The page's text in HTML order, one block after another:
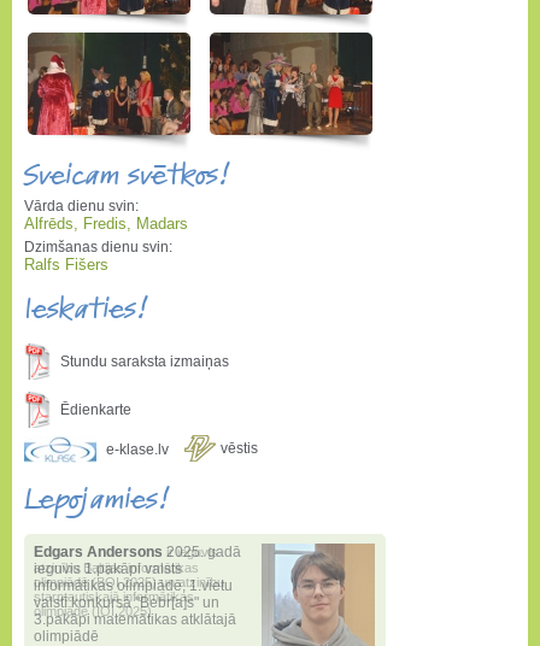
Sveicam svētkos!
Vārda dienu svin:
Alfrēds, Fredis, Madars
Dzimšanas dienu svin:
Ralfs Fišers
Ieskaties!
Stundu saraksta izmaiņas
Ēdienkarte
e-klase.lv vēstis
Lepojamies!
Edgars Andersons 2025. gadā
ieguvis 1.pakāpi valsts
informātikas olimpiādē,1.vietu
valstī konkursā "Bebr[a]s" un
3.pakāpi matemātikas atklātajā
olimpiādē